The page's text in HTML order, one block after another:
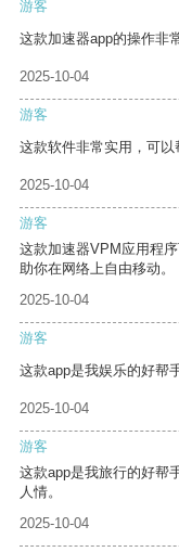
游客
这款加速器app的操作非
2025-10-04
游客
这款软件非常实用，可以
2025-10-04
游客
这款加速器VPM应用程
助你在网络上自由移动。
2025-10-04
游客
这款app是我娱乐的好帮
2025-10-04
游客
这款app是我旅行的好帮
人情。
2025-10-04